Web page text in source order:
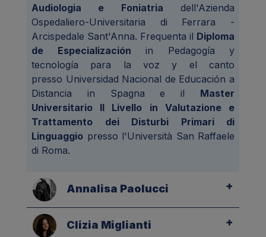
Audiologia e Foniatria dell'Azienda
Ospedaliero-Universitaria di Ferrara -
Arcispedale Sant'Anna. Frequenta il Diploma
de Especialización in Pedagogía y
tecnología para la voz y el canto
presso Universidad Nacional de Educación a
Distancia in Spagna e il Master
Universitario II Livello in Valutazione e
Trattamento dei Disturbi Primari di
Linguaggio presso l'Università San Raffaele
di Roma.
Annalisa Paolucci
Clizia Miglianti